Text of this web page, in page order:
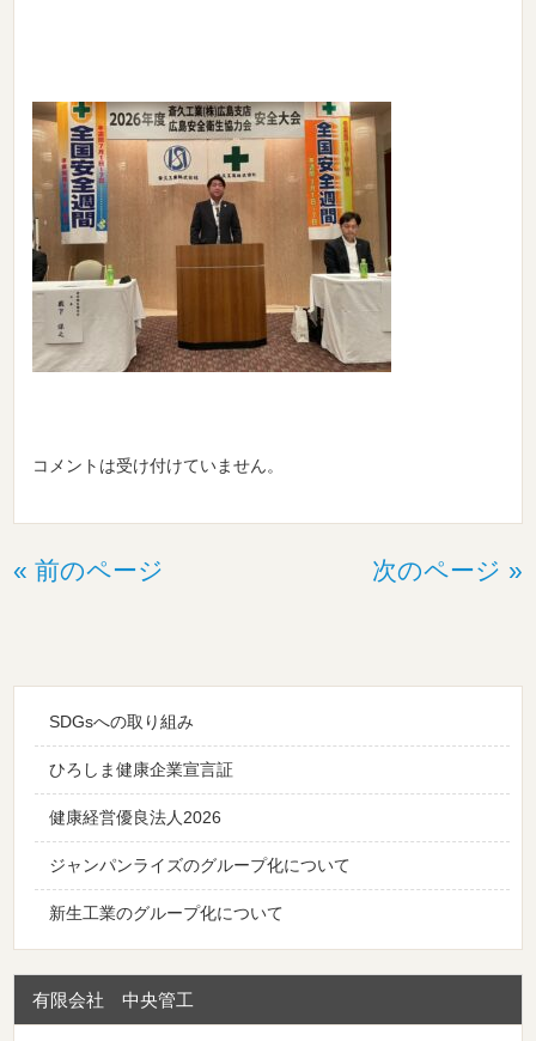
コメントは受け付けていません。
« 前のページ 次のページ »
SDGsへの取り組み
ひろしま健康企業宣言証
健康経営優良法人2026
ジャンパンライズのグループ化について
新生工業のグループ化について
有限会社 中央管工